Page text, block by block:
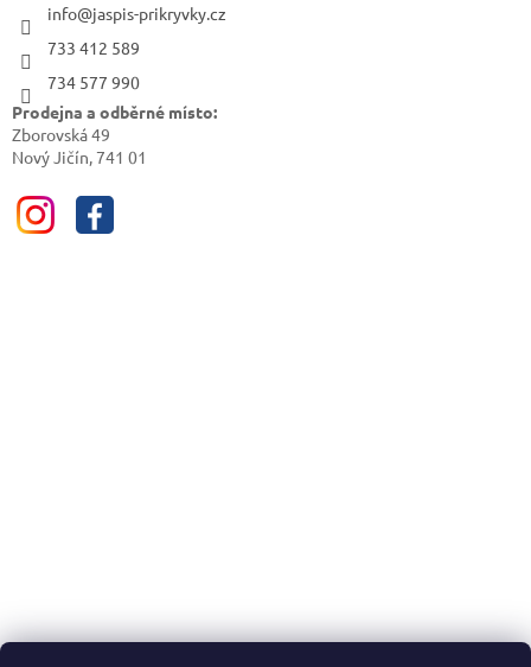
info@jaspis-prikryvky.cz
733 412 589
734 577 990
Prodejna a odběrné místo:
Zborovská 49
Nový Jičín, 741 01